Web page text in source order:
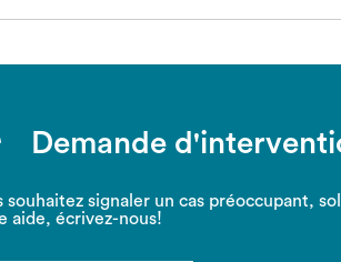
Demande
souhaitez signaler un cas préoccupant,
aide, écrivez-nous!